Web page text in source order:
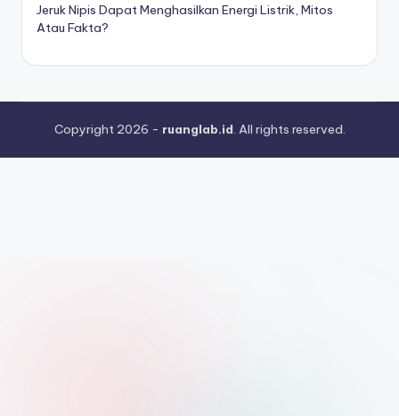
Jeruk Nipis Dapat Menghasilkan Energi Listrik, Mitos
Atau Fakta?
Copyright 2026 - ruanglab.id. All rights reserved.